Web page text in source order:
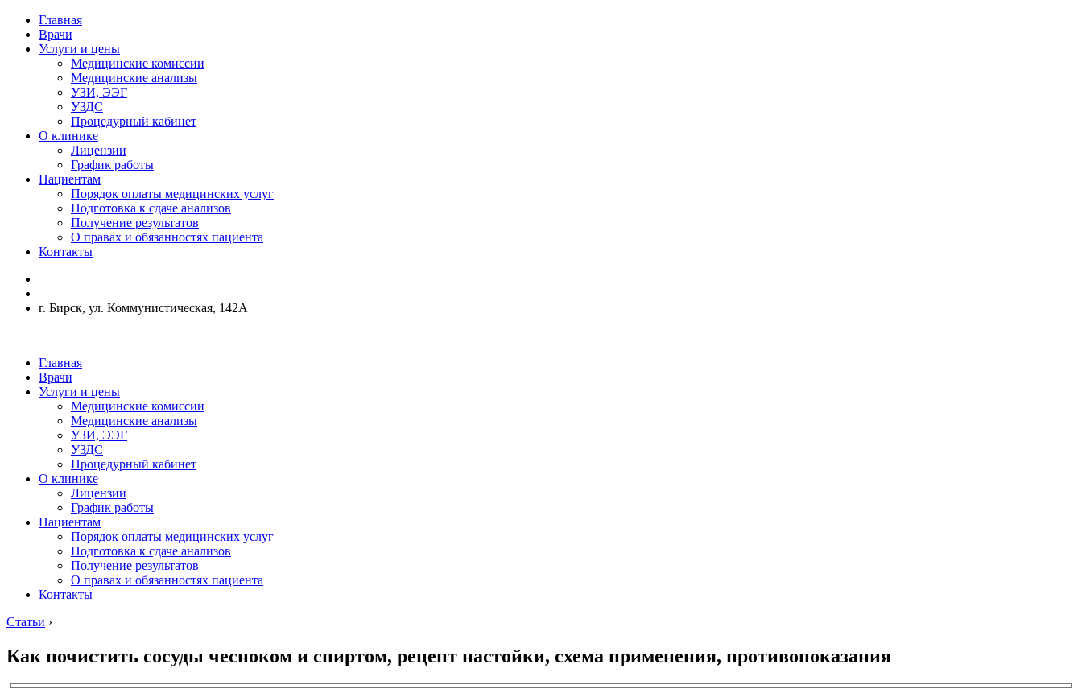
Главная
Врачи
Услуги и цены
Медицинские комиссии
Медицинские анализы
УЗИ, ЭЭГ
УЗДС
Процедурный кабинет
О клинике
Лицензии
График работы
Пациентам
Порядок оплаты медицинских услуг
Подготовка к сдаче анализов
Получение результатов
О правах и обязанностях пациента
Контакты
г. Бирск, ул. Коммунистическая, 142А
Главная
Врачи
Услуги и цены
Медицинские комиссии
Медицинские анализы
УЗИ, ЭЭГ
УЗДС
Процедурный кабинет
О клинике
Лицензии
График работы
Пациентам
Порядок оплаты медицинских услуг
Подготовка к сдаче анализов
Получение результатов
О правах и обязанностях пациента
Контакты
Статьи ›
Как почистить сосуды чесноком и спиртом, рецепт настойки, схема применения, противопоказания